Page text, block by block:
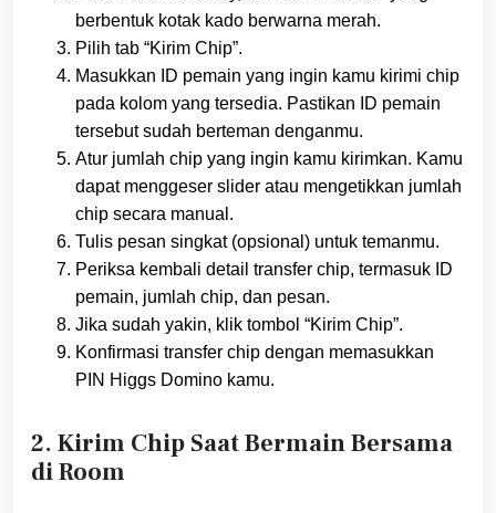
berbentuk kotak kado berwarna merah.
Pilih tab “Kirim Chip”.
Masukkan ID pemain yang ingin kamu kirimi chip
pada kolom yang tersedia. Pastikan ID pemain
tersebut sudah berteman denganmu.
Atur jumlah chip yang ingin kamu kirimkan. Kamu
dapat menggeser slider atau mengetikkan jumlah
chip secara manual.
Tulis pesan singkat (opsional) untuk temanmu.
Periksa kembali detail transfer chip, termasuk ID
pemain, jumlah chip, dan pesan.
Jika sudah yakin, klik tombol “Kirim Chip”.
Konfirmasi transfer chip dengan memasukkan
PIN Higgs Domino kamu.
2. Kirim Chip Saat Bermain Bersama
di Room